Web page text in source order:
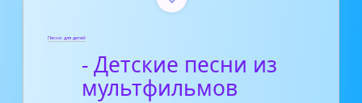
Песни для детей
- Детские песни из
мультфильмов